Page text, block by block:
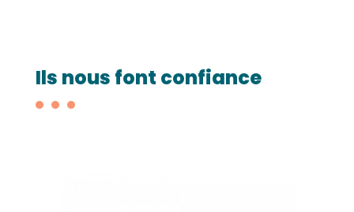
Ils nous font confiance